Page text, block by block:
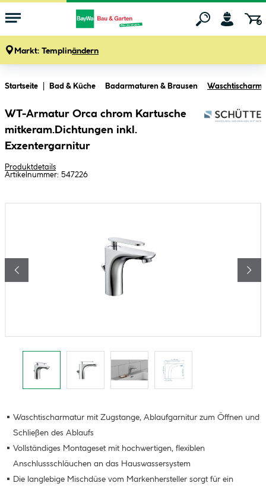
Markt: Templinändern
Startseite Bad & Küche Badarmaturen & Brausen
WT-Armatur Orca chrom Kartusche
mitkeram.Dichtungen inkl.
Exzentergarnitur
Produktdetails
Artikelnummer: 547226
Waschtischarmatur mit Zugstange, Ablaufgarnitur zum Öffnen und
Schließen des Ablaufs
Vollständiges Montageset mit hochwertigen, flexiblen
Anschlussschläuchen an das Hauswassersystem
Die langlebige Mischdüse vom Markenhersteller sorgt für ein